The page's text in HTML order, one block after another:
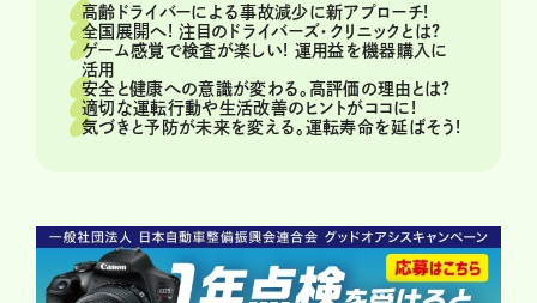
高齢ドライバーによる事故減少に新アプローチ!
全国展開へ! 注目のドライバーズ・クリニックとは?
ゲーム感覚で検査が楽しい! 運用益を機器購入に
活用
安全と健康への意識が変わる。高評価の理由とは?
適切な運転行動や生活改善のヒントがココに!
気づきと予防が未来を変える。運転寿命を延ばそう!